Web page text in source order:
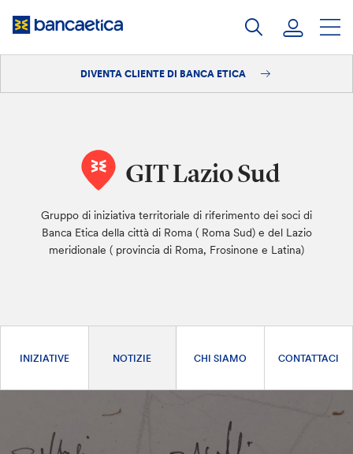
DIVENTA CLIENTE DI BANCA ETICA
GIT Lazio Sud
Gruppo di iniziativa territoriale di riferimento dei soci di
Banca Etica della città di Roma ( Roma Sud) e del Lazio
meridionale ( provincia di Roma, Frosinone e Latina)
INIZIATIVE NOTIZIE CHI SIAMO CONTATTACI